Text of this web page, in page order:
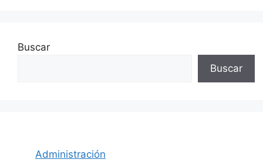
Buscar
Buscar
Administración